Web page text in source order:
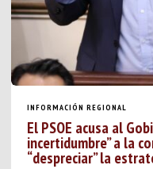
INFORMACIÓN REGIONAL
El PSOE acusa al
incertidumbre” a la
“despreciar” la